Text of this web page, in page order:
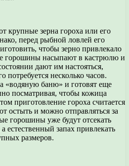
крупные зерна гороха или его
перед рыбной ловлей его
чтобы зерно привлекало
горошины насыпают в кастрюлю и
дают им настояться,
потребуется несколько часов.
«водяную баню» и готовят еще
посматривая, чтобы кожица
приготовление гороха считается
остыть и можно отправляться за
горошины уже будут отсекать
запах привлекать
размеров.